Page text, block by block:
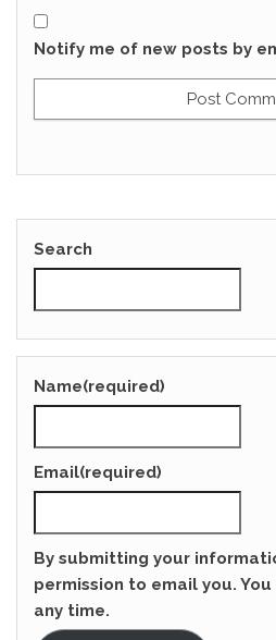
Notify me of new posts by
Search
Name(required)
Email(required)
By submitting your
permission to email you.
any time.